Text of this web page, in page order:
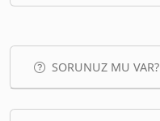
SORUNUZ MU VAR?